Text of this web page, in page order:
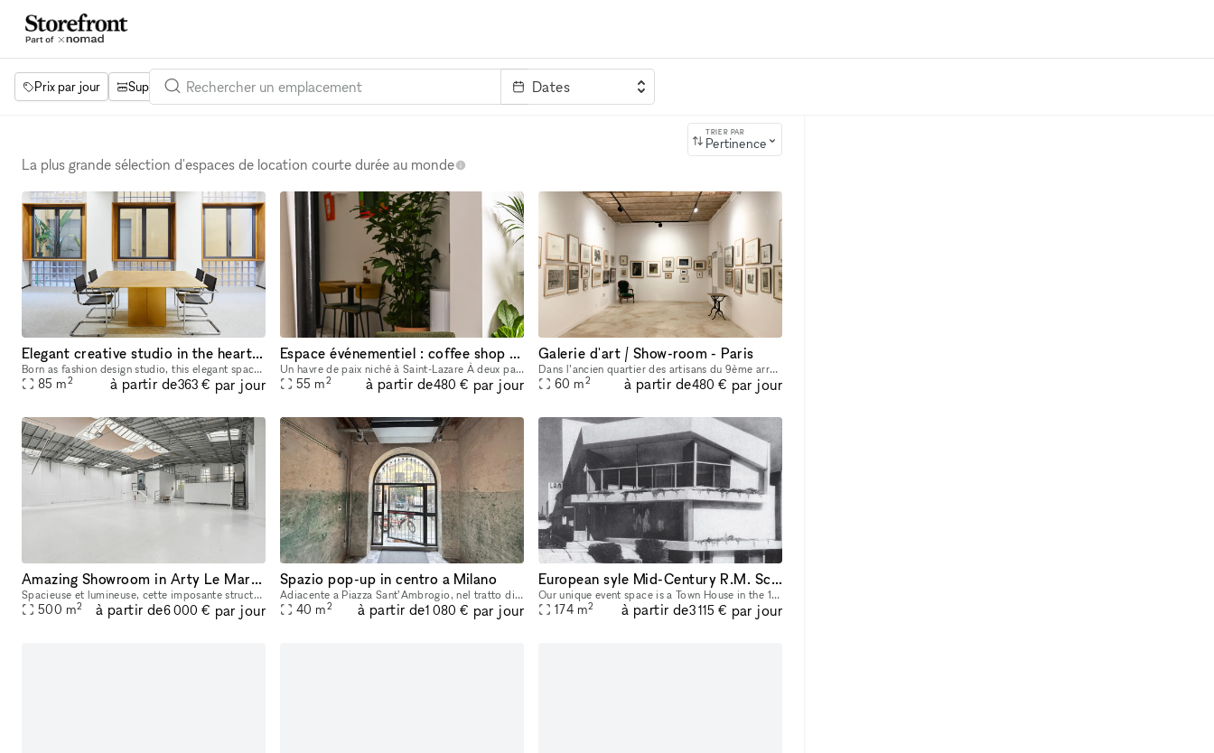
Dates
Prix par jour Superficie Projets Équipements
TRIER PAR
Pertinence
La plus grande sélection d'espaces de location courte durée au monde
Elegant creative studio in the heart of Nolo
Born as fashion design studio, this elegant space is located in an important mid-century building in the vibrant Nolo area. Totally restored from a famous Milanese architect, this location can be re
85 m2 à partir de363 € par jour
Espace événementiel : coffee shop d'architectes au coeur du 8ème !
Un havre de paix niché à Saint-Lazare À deux pas des bureaux et loin du tumulte parisien, notre lieu est pensé comme un espace de respiration au cœur du quartier Saint-Lazare. Nous proposons un servi
55 m2 à partir de480 € par jour
Galerie d'art / Show-room - Paris
Dans l’ancien quartier des artisans du 9ème arrondissement, sous un pont de Paris, une galerie de caractère dont la façade à l’enseigne d’un caviste de la fin du 19ème siècle a été restaurée dans le
60 m2 à partir de480 € par jour
Amazing Showroom in Arty Le Marais
Spacieuse et lumineuse, cette imposante structure distille l’élégance toute particulière d’une galerie d’art de prestige. Elle a accueilli les plus grands noms de l’art, de la haute couture et du cin
500 m2 à partir de6 000 € par jour
Spazio pop-up in centro a Milano
Adiacente a Piazza Sant’Ambrogio, nel tratto di via San vittore oggi pedonale, sopra le fermate metropolitana M4 e M2, quindi collegata con Linate e Malpensa in uno stabile d’epoca con un cortile di
40 m2 à partir de1 080 € par jour
European syle Mid-Century R.M. Schindler Town House on Sunset Blvd
Our unique event space is a Town House in the 1936 Modern Creators R.M. Schindler building in the heart of the Sunset Strip, located on the nicest block in West Hollywood with lots of foot traffic an
174 m2 à partir de3 115 € par jour